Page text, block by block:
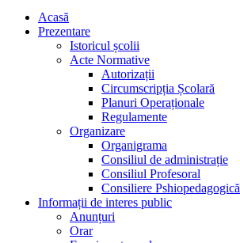
Acasă
Prezentare
Istoricul școlii
Acte Normative
Autorizații
Circumscripția Școlară
Planuri Operaționale
Regulamente
Organizare
Organigrama
Consiliul de administrație
Consiliul Profesoral
Consiliere Pshiopedagogică
Informații de interes public
Anunțuri
Orar